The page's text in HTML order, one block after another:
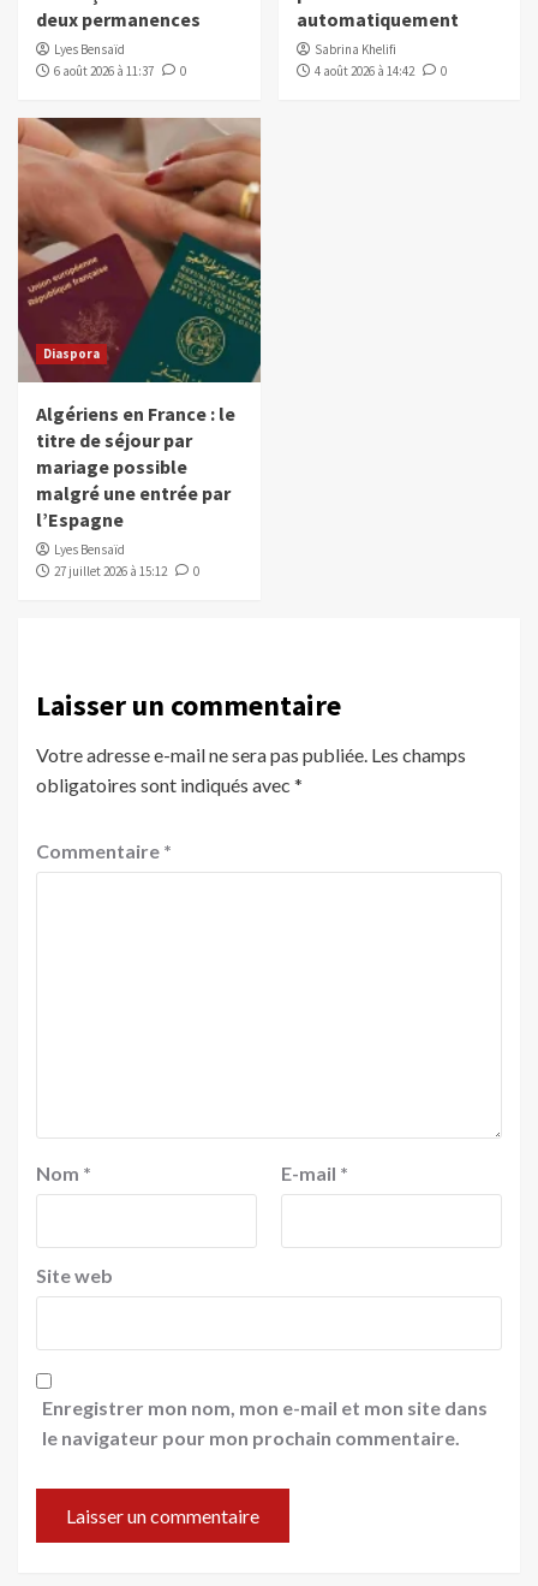
deux permanences
Lyes Bensaïd
6 août 2026 à 11:37
0
automatiquement
Sabrina Khelifi
4 août 2026 à 14:42
0
Diaspora
Algériens en France : le
titre de séjour par
mariage possible
malgré une entrée par
l’Espagne
Lyes Bensaïd
27 juillet 2026 à 15:12
0
Laisser un commentaire
Votre adresse e-mail ne sera pas publiée. Les champs
obligatoires sont indiqués avec *
Commentaire *
Nom * E-mail *
Site web
Enregistrer mon nom, mon e-mail et mon site dans
le navigateur pour mon prochain commentaire.